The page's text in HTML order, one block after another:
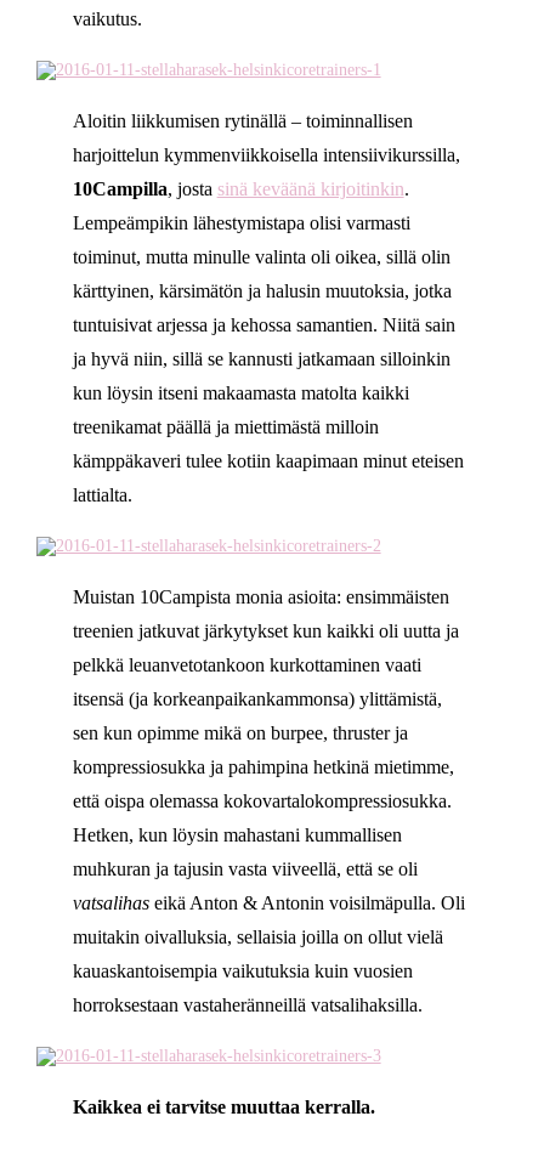
vaikutus.
Aloitin liikkumisen rytinällä – toiminnallisen
harjoittelun kymmenviikkoisella intensiivikurssilla,
10Campilla, josta sinä keväänä kirjoitinkin.
Lempeämpikin lähestymistapa olisi varmasti
toiminut, mutta minulle valinta oli oikea, sillä olin
kärttyinen, kärsimätön ja halusin muutoksia, jotka
tuntuisivat arjessa ja kehossa samantien. Niitä sain
ja hyvä niin, sillä se kannusti jatkamaan silloinkin
kun löysin itseni makaamasta matolta kaikki
treenikamat päällä ja miettimästä milloin
kämppäkaveri tulee kotiin kaapimaan minut eteisen
lattialta.
Muistan 10Campista monia asioita: ensimmäisten
treenien jatkuvat järkytykset kun kaikki oli uutta ja
pelkkä leuanvetotankoon kurkottaminen vaati
itsensä (ja korkeanpaikankammonsa) ylittämistä,
sen kun opimme mikä on burpee, thruster ja
kompressiosukka ja pahimpina hetkinä mietimme,
että oispa olemassa kokovartalokompressiosukka.
Hetken, kun löysin mahastani kummallisen
muhkuran ja tajusin vasta viiveellä, että se oli
vatsalihaseikä Anton & Antonin voisilmäpulla. Oli
muitakin oivalluksia, sellaisia joilla on ollut vielä
kauaskantoisempia vaikutuksia kuin vuosien
horroksestaan vastaheränneillä vatsalihaksilla.
Kaikkea ei tarvitse muuttaa kerralla.